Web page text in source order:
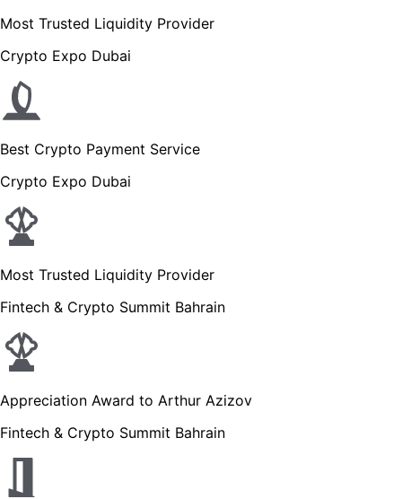
Most Trusted Liquidity Provider
Crypto Expo Dubai
Best Crypto Payment Service
Crypto Expo Dubai
Most Trusted Liquidity Provider
Fintech & Crypto Summit Bahrain
Appreciation Award to Arthur Azizov
Fintech & Crypto Summit Bahrain